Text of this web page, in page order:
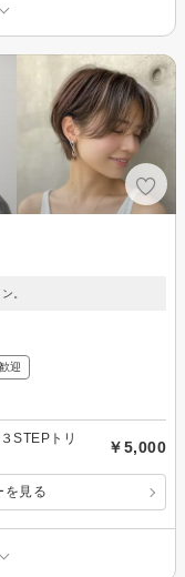
。
迎
STEPトリ
￥5,000
を見る